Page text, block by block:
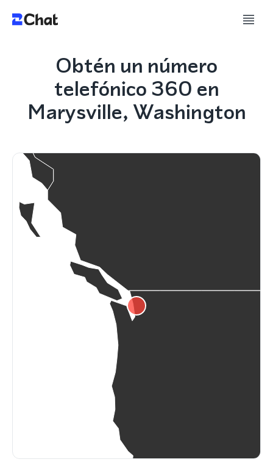
Obtén un número
telefónico 360 en
Marysville, Washington